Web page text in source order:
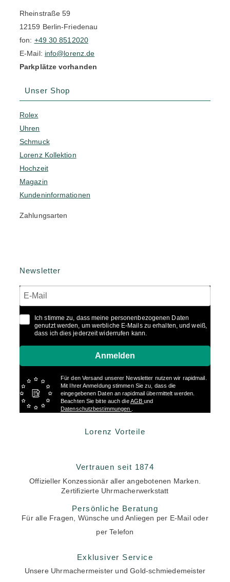
Rheinstraße 59
12159 Berlin-Friedenau
fon: +49 30 8512020
E-Mail: info@lorenz.de
Parkplätze vorhanden
Unser Shop
Rolex
Uhren
Schmuck
Lorenz Kollektion
Hochzeit
Magazin
Kundeninformationen
Zahlungsarten
Newsletter
Ich stimme zu, dass meine personenbezogenen Daten
genutzt werden, um werbliche E-Mails zu erhalten, und weiß,
dass ich dies jederzeit widerrufen kann.
Anmelden
Für den Versand unserer Newsletter nutzen wir rapidmail.
Mit Ihrer Anmeldung stimmen Sie zu, dass die
eingegebenen Daten an rapidmail übermittelt werden.
Beachten Sie bitte auch dieAGBund
Datenschutzbestimmungen
Lorenz Vorteile
Vertrauen seit 1874
Offizieller Konzessionär aller angebotenen Marken.
Zertifizierte Uhrmacherwerkstatt
Persönliche Beratung
Für alle Fragen, Wünsche und Anliegen per E-Mail oder
per Telefon
Exklusiver Service
Unsere Uhrmachermeister und Gold-schmiedemeister